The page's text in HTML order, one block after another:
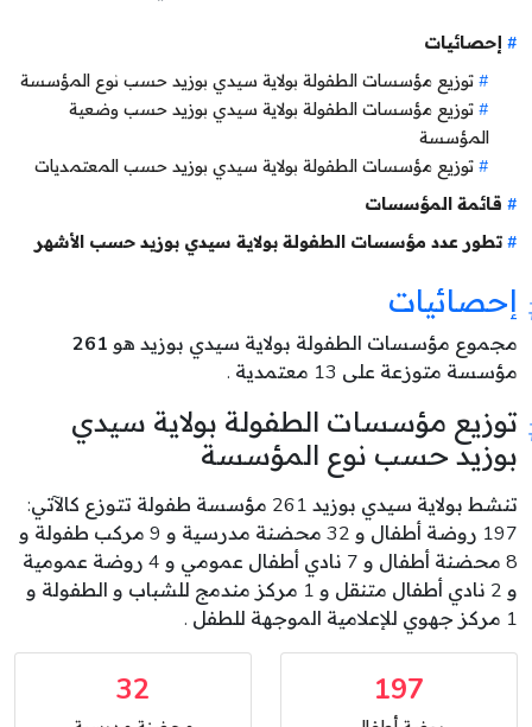
إحصائيات
توزيع مؤسسات الطفولة بولاية سيدي بوزيد حسب نوع المؤسسة
توزيع مؤسسات الطفولة بولاية سيدي بوزيد حسب وضعية
المؤسسة
توزيع مؤسسات الطفولة بولاية سيدي بوزيد حسب المعتمديات
قائمة المؤسسات
تطور عدد مؤسسات الطفولة بولاية سيدي بوزيد حسب الأشهر
إحصائيات
مجموع مؤسسات الطفولة بولاية سيدي بوزيد هو 261
مؤسسة متوزعة على 13 معتمدية .
توزيع مؤسسات الطفولة بولاية سيدي
بوزيد حسب نوع المؤسسة
تنشط بولاية سيدي بوزيد 261 مؤسسة طفولة تتوزع كالآتي:
197 روضة أطفال و 32 محضنة مدرسية و 9 مركب طفولة و
8 محضنة أطفال و 7 نادي أطفال عمومي و 4 روضة عمومية
و 2 نادي أطفال متنقل و 1 مركز مندمج للشباب و الطفولة و
1 مركز جهوي للإعلامية الموجهة للطفل .
197
32